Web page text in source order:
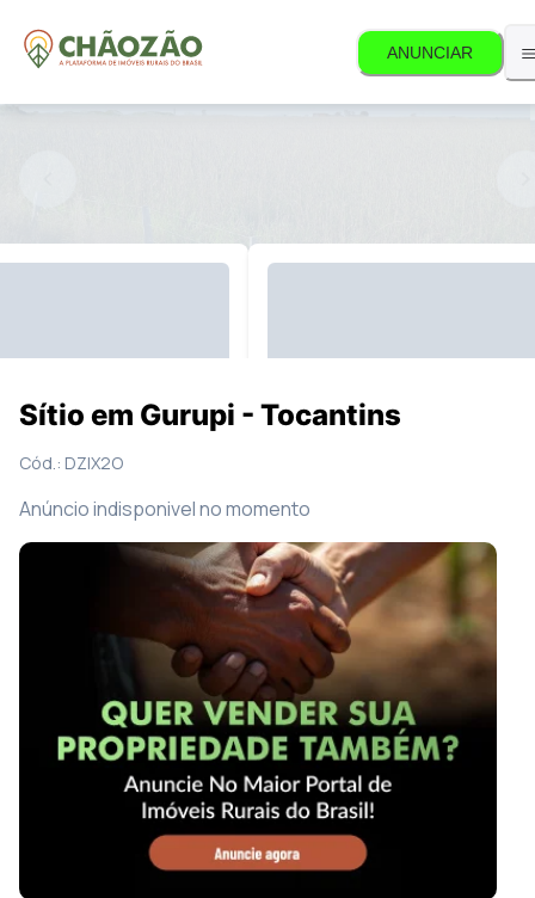
ANUNCIAR
Sítio em Gurupi - Tocantins
Cód.: DZIX2O
Anúncio indisponivel no momento